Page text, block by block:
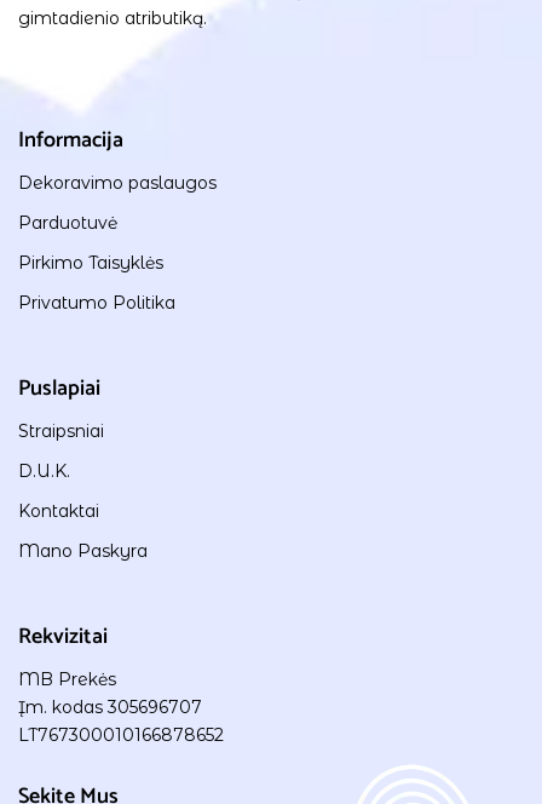
gimtadienio atributiką.
Informacija
Dekoravimo paslaugos
Parduotuvė
Pirkimo Taisyklės
Privatumo Politika
Puslapiai
Straipsniai
D.U.K.
Kontaktai
Mano Paskyra
Rekvizitai
MB Prekės
Įm. kodas 305696707
LT767300010166878652
Sekite Mus